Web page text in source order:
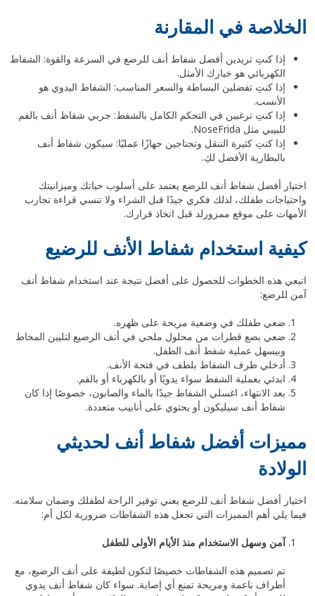
الخلاصة في المقارنة
إذا كنتِ تريدين أفضل شفاط أنف للرضع في السرعة والقوة: الشفاط
الكهربائي هو خيارك الأمثل.
إذا كنتِ تفضلين البساطة والسعر المناسب: الشفاط اليدوي هو
الأنسب.
إذا كنتِ ترغبين في التحكم الكامل بالشفط: جربي شفاط أنف بالفم
للبيبي مثل NoseFrida.
إذا كنتِ كثيرة التنقل وتحتاجين جهازًا عمليًا: سيكون شفاط أنف
بالبطارية الأفضل لكِ.
اختيار أفضل شفاط أنف للرضع يعتمد على أسلوب حياتك وميزانيتك
واحتياجات طفلك، لذلك فكري جيدًا قبل الشراء ولا تنسي قراءة تجارب
الأمهات على موقع ممزورلد قبل اتخاذ قرارك.
كيفية استخدام شفاط الأنف للرضيع
اتبعي هذه الخطوات للحصول على أفضل نتيجة عند استخدام شفاط أنف
آمن للرضع:
ضعي طفلك في وضعية مريحة على ظهره.
ضعي بضع قطرات من محلول ملحي في أنف الرضيع لتليين المخاط
وبيسهل عملية شفط أنف الطفل.
أدخلي طرف الشفاط بلطف في فتحة الأنف.
ابدئي بعملية الشفط سواء يدويًا أو بالكهرباء أو بالفم.
بعد الانتهاء، اغسلي الشفاط جيدًا بالماء والصابون، خصوصًا إذا كان
شفاط أنف سيليكون أو يحتوي على أنابيب متعددة.
مميزات أفضل شفاط أنف لحديثي
الولادة
اختيار أفضل شفاط أنف للرضع يعني توفير الراحة لطفلك وضمان سلامته.
فيما يلي أهم المميزات التي تجعل هذه الشفاطات ضرورية لكل أم:
آمن وسهل الاستخدام منذ الأيام الأولى للطفل
تم تصميم هذه الشفاطات خصيصًا لتكون لطيفة على أنف الرضيع، مع
أطراف ناعمة ومريحة تمنع أي إصابة. سواء كان شفاط أنف يدوي